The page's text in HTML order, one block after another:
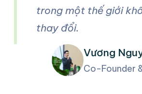
trong một thế giới
thay đổi.
Vương
Co-Founder